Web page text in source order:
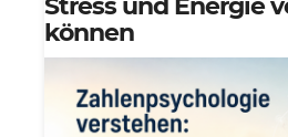
Stress und Energie
können